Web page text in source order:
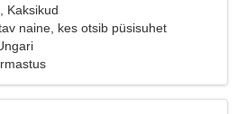
Kaksikud
naine, kes otsib püsisuhet